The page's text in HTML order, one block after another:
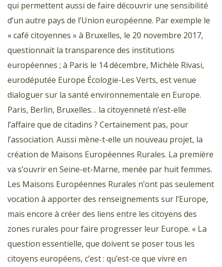
qui permettent aussi de faire découvrir une sensibilité
d’un autre pays de l’Union européenne. Par exemple le
« café citoyennes » à Bruxelles, le 20 novembre 2017,
questionnait la transparence des institutions
européennes ; à Paris le 14 décembre, Michèle Rivasi,
eurodéputée Europe Écologie-Les Verts, est venue
dialoguer sur la santé environnementale en Europe.
Paris, Berlin, Bruxelles… la citoyenneté n’est-elle
l’affaire que de citadins ? Certainement pas, pour
l’association. Aussi mène-t-elle un nouveau projet, la
création de Maisons Européennes Rurales. La première
va s’ouvrir en Seine-et-Marne, menée par huit femmes.
Les Maisons Européennes Rurales n’ont pas seulement
vocation à apporter des renseignements sur l’Europe,
mais encore à créer des liens entre les citoyens des
zones rurales pour faire progresser leur Europe. « La
question essentielle, que doivent se poser tous les
citoyens européens, c’est : qu’est-ce que vivre en